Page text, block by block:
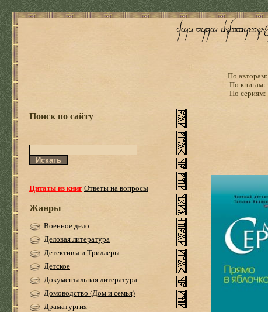
По авторам:
По книгам:
По сериям:
Поиск по сайту
Цитаты из книгОтветы на вопросы
Жанры
Военное дело
Деловая литература
Детективы и Триллеры
Детское
Документальная литература
Домоводство (Дом и семья)
Драматургия